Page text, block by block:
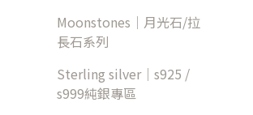
Moonstones｜月光石/拉
長石系列
Sterling silver｜s925 /
s999純銀專區